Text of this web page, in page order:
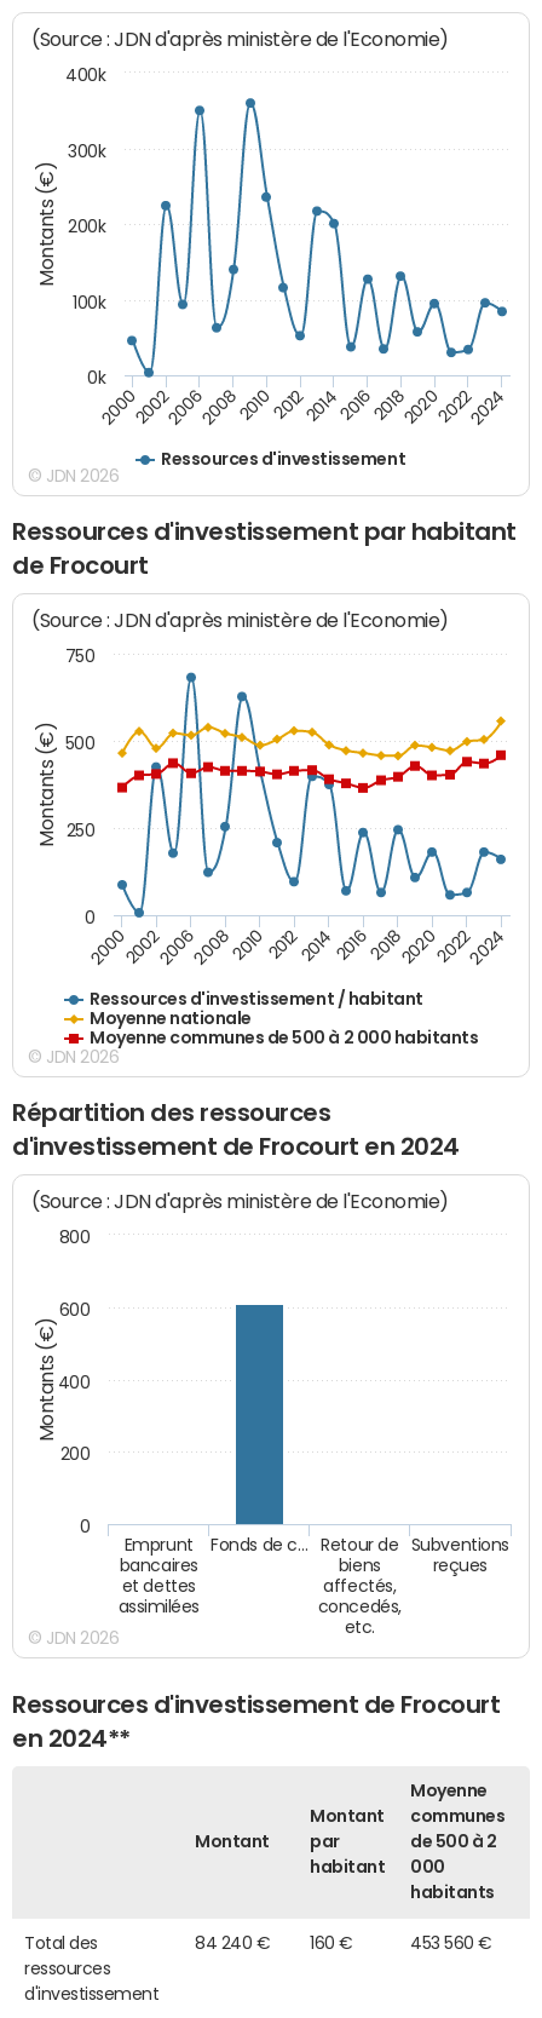
Montants (€)
(Source : JDN d'après ministère de l'Economie)
Ressources d'investissement
200020022006200820102012201420162018202020222024
0k
100k
200k
300k
400k
© JDN 2026
Ressources d'investissement par habitant
de Frocourt
Montants (€)
(Source : JDN d'après ministère de l'Economie)
Ressources d'investissement / habitant
Moyenne nationale
Moyenne communes de 500 à 2 000 habitants
20002002200620082010 2012201420162018202020222024
0
250
500
750
© JDN 2026
Répartition des ressources
d'investissement de Frocourt en 2024
Montants (€)
(Source : JDN d'après ministère de l'Economie)
Emprunt
bancaires
et dettes
assimilées
Fonds de c…
Retour de
biens
affectés,
concedés,
etc.
Subventions
reçues
0
200
400
600
800
© JDN 2026
Ressources d'investissement de Frocourt
en 2024**
Montant
Montant
par
habitant
Moyenne
communes
de 500 à 2
000
habitants
Total des
ressources
d'investissement
84 240 € 160 € 453 560 €